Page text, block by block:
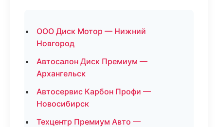
ООО Диск Мотор — Нижний
Новгород
Автосалон Диск Премиум —
Архангельск
Автосервис Карбон Профи —
Новосибирск
Техцентр Премиум Авто —